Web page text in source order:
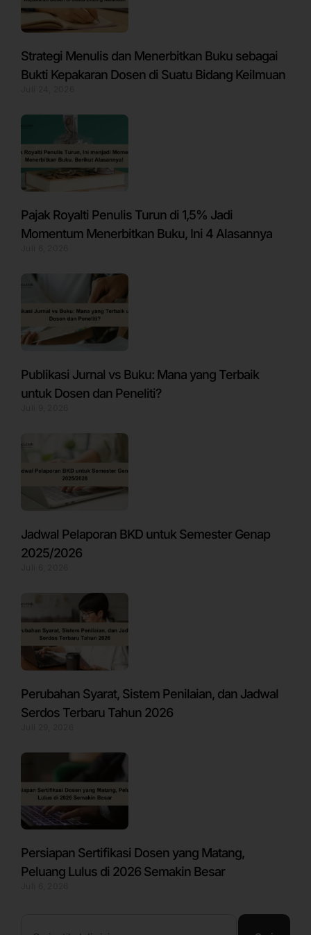
Strategi Menulis dan Menerbitkan Buku sebagai
Bukti Kepakaran Dosen di Suatu Bidang Keilmuan
Pajak Royalti Penulis Turun di 1,5% Jadi
Momentum Menerbitkan Buku, Ini 4 Alasannya
Publikasi Jurnal vs Buku: Mana yang Terbaik
untuk Dosen dan Peneliti?
Jadwal Pelaporan BKD untuk Semester Genap
2025/2026
Perubahan Syarat, Sistem Penilaian, dan Jadwal
Serdos Terbaru Tahun 2026
Persiapan Sertifikasi Dosen yang Matang,
Peluang Lulus di 2026 Semakin Besar